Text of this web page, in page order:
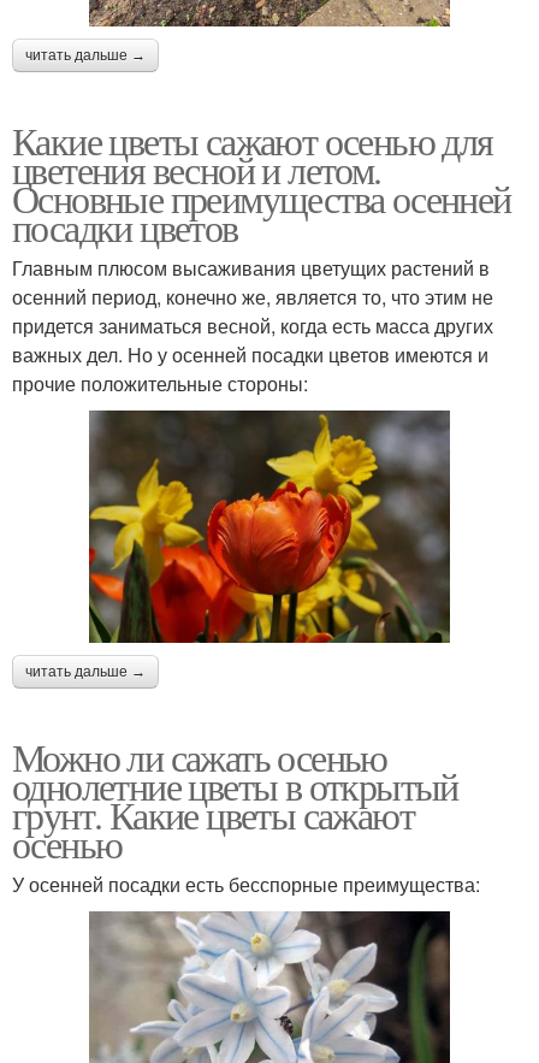
читать дальше →
Какие цветы сажают осенью для
цветения весной и летом.
Основные преимущества осенней
посадки цветов
Главным плюсом высаживания цветущих растений в
осенний период, конечно же, является то, что этим не
придется заниматься весной, когда есть масса других
важных дел. Но у осенней посадки цветов имеются и
прочие положительные стороны:
читать дальше →
Можно ли сажать осенью
однолетние цветы в открытый
грунт. Какие цветы сажают
осенью
У осенней посадки есть бесспорные преимущества: